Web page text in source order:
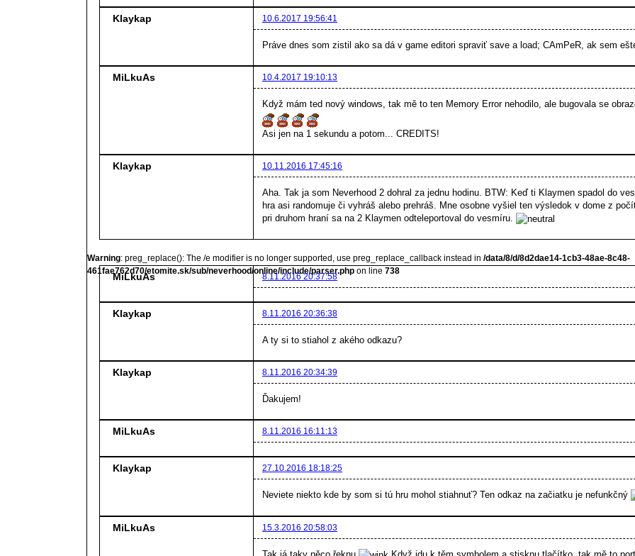
Klaykap 10.6.2017 19:56:41
Práve dnes som zistil ako sa dá v game editori spraviť save a load; CAmPeR, ak sem
MiLkuAs 10.4.2017 19:10:13
Když mám ted nový windows, tak mě to ten Memory Error nehodilo, ale bugovala se
Asi jen na 1 sekundu a potom... CREDITS!
Klaykap 10.11.2016 17:45:16
Aha. Tak ja som Neverhood 2 dohral za jednu hodinu. BTW: Keď ti Klaymen spadol do
hra asi randomuje či vyhráš alebo prehráš. Mne osobne vyšiel ten výsledok v dome z
pri druhom hraní sa na 2 Klaymen odteleportoval do vesmíru.
Warning: preg_replace(): The /e modifier is no longer supported, use preg_replace_callback instead in /data/8/d/8d2dae14-1cb3-48ae-8c48-
461fae762d70/etomite.sk/sub/neverhood/online/include/parser.php on line 738
MiLkuAs 8.11.2016 20:37:58
Klaykap 8.11.2016 20:36:38
A ty si to stiahol z akého odkazu?
Klaykap 8.11.2016 20:34:39
Ďakujem!
MiLkuAs 8.11.2016 16:11:13
Klaykap 27.10.2016 18:18:25
Neviete niekto kde by som si tú hru mohol stiahnuť? Ten odkaz na začiatku je nefunkčný
MiLkuAs 15.3.2016 20:58:03